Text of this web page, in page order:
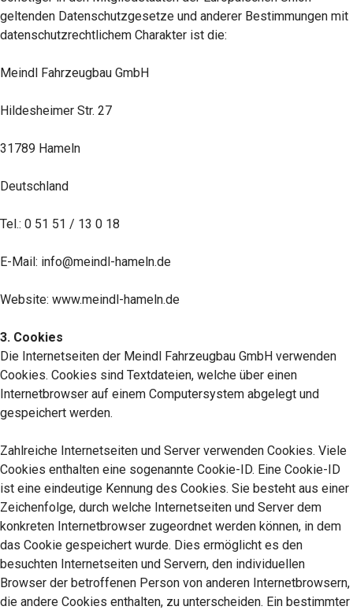
geltenden Datenschutzgesetze und anderer Bestimmungen mit
datenschutzrechtlichem Charakter ist die:
Meindl Fahrzeugbau GmbH
Hildesheimer Str. 27
31789 Hameln
Deutschland
Tel.: 0 51 51 / 13 0 18
E-Mail: info@meindl-hameln.de
Website: www.meindl-hameln.de
3. Cookies
Die Internetseiten der Meindl Fahrzeugbau GmbH verwenden
Cookies. Cookies sind Textdateien, welche über einen
Internetbrowser auf einem Computersystem abgelegt und
gespeichert werden.
Zahlreiche Internetseiten und Server verwenden Cookies. Viele
Cookies enthalten eine sogenannte Cookie-ID. Eine Cookie-ID
ist eine eindeutige Kennung des Cookies. Sie besteht aus einer
Zeichenfolge, durch welche Internetseiten und Server dem
konkreten Internetbrowser zugeordnet werden können, in dem
das Cookie gespeichert wurde. Dies ermöglicht es den
besuchten Internetseiten und Servern, den individuellen
Browser der betroffenen Person von anderen Internetbrowsern,
die andere Cookies enthalten, zu unterscheiden. Ein bestimmter